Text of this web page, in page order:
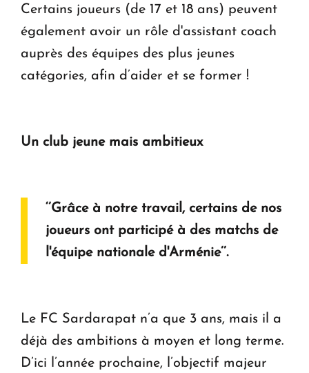
Certains joueurs (de 17 et 18 ans) peuvent
également avoir un rôle d'assistant coach
auprès des équipes des plus jeunes
catégories, afin d’aider et se former !
Un club jeune mais ambitieux
‘’Grâce à notre travail, certains de nos
joueurs ont participé à des matchs de
l'équipe nationale d'Arménie’’.
Le FC Sardarapat n’a que 3 ans, mais il a
déjà des ambitions à moyen et long terme.
D’ici l’année prochaine, l’objectif majeur